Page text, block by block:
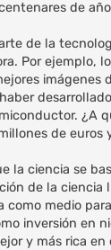
de
de la
Por ejemplo,
imágenes
¿A
de
la ciencia se
de la
como medio
inversión en
y más rica en